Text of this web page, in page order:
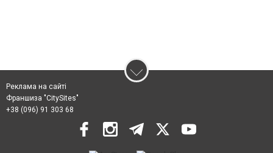
Реклама на сайті
Франшиза "CitySites"
+38 (096) 91 303 68